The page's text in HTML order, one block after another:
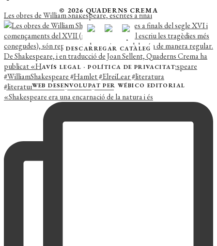
Les obres de William Shakespeare, escrites a final
«Shakespeare era una encarnació de la natura i és
© 2026 QUADERNS CREMA
DESCARREGAR CATÀLEG
AVÍS LEGAL ·POLÍTICA DE PRIVACITAT
WEB DESENVOLUPAT PER WÉBICO EDITORIAL